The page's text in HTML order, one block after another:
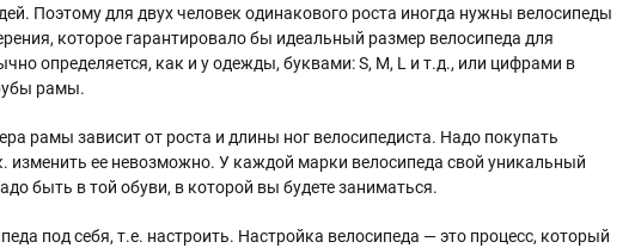
Поэтому для двух человек одинакового роста иногда нужны велосипеды
которое гарантировало бы идеальный размер велосипеда для
определяется, как и у одежды, буквами: S, M, L и т.д., или цифрами в
рамы.
рамы зависит от роста и длины ног велосипедиста. Надо покупать
ее невозможно. У каждой марки велосипеда свой уникальный
быть в той обуви, в которой вы будете заниматься.
под себя, т.е. настроить. Настройка велосипеда — это процесс, который